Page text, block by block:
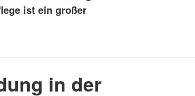
ist ein großer
in der